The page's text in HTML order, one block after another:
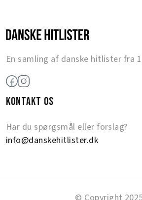
En samling af danske hitlister fra
KONTAKT OS
Har du spørgsmål eller forslag?
info@danskehitlister.dk